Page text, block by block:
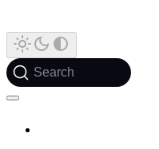
Search